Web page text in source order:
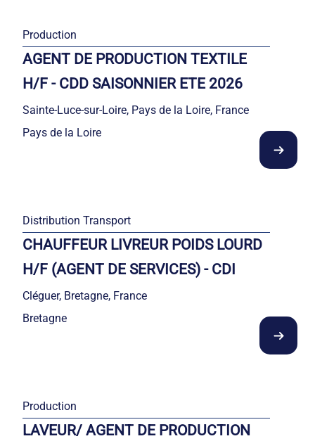
Production
AGENT DE PRODUCTION TEXTILE
H/F - CDD SAISONNIER ETE 2026
Sainte-Luce-sur-Loire, Pays de la Loire, France
Pays de la Loire
Distribution Transport
CHAUFFEUR LIVREUR POIDS LOURD
H/F (AGENT DE SERVICES) - CDI
Cléguer, Bretagne, France
Bretagne
Production
LAVEUR/ AGENT DE PRODUCTION